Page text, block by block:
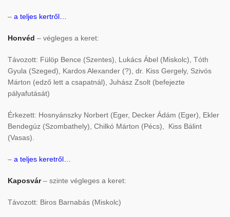
– a teljes kertről…
Honvéd – végleges a keret:
Távozott: Fülöp Bence (Szentes), Lukács Ábel (Miskolc), Tóth
Gyula (Szeged), Kardos Alexander (?), dr. Kiss Gergely, Szivós
Márton (edző lett a csapatnál), Juhász Zsolt (befejezte
pályafutását)
Érkezett: Hosnyánszky Norbert (Eger, Decker Ádám (Eger), Ekler
Bendegúz (Szombathely), Chilkó Márton (Pécs), Kiss Bálint
(Vasas).
– a teljes keretről…
Kaposvár– szinte végleges a keret:
Távozott: Biros Barnabás (Miskolc)